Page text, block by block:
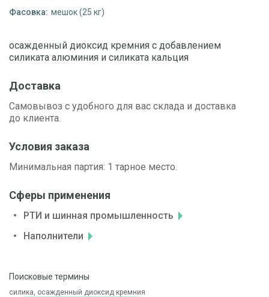
Фасовка: мешок (25 кг)
осажденный диоксид кремния с добавлением
силиката алюминия и силиката кальция
Доставка
Самовывоз с удобного для вас склада и доставка
до клиента.
Условия заказа
Минимальная партия: 1 тарное место.
Сферы применения
РТИ и шинная промышленность
Наполнители
Поисковые термины
силика, осажденный диоксид кремния